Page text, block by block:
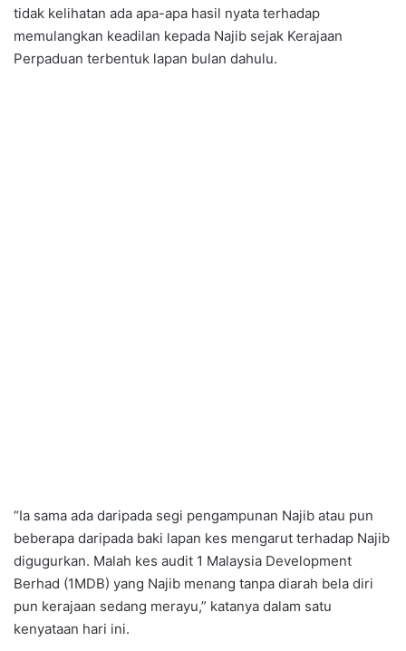
tidak kelihatan ada apa-apa hasil nyata terhadap
memulangkan keadilan kepada Najib sejak Kerajaan
Perpaduan terbentuk lapan bulan dahulu.
“Ia sama ada daripada segi pengampunan Najib atau pun
beberapa daripada baki lapan kes mengarut terhadap Najib
digugurkan. Malah kes audit 1 Malaysia Development
Berhad (1MDB) yang Najib menang tanpa diarah bela diri
pun kerajaan sedang merayu,” katanya dalam satu
kenyataan hari ini.